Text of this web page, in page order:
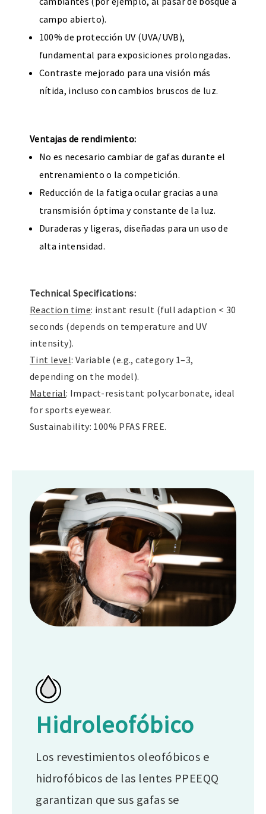
campo abierto).
100% de protección UV (UVA/UVB),
fundamental para exposiciones prolongadas.
Contraste mejorado para una visión más
nítida, incluso con cambios bruscos de luz.
Ventajas de rendimiento:
No es necesario cambiar de gafas durante el
entrenamiento o la competición.
Reducción de la fatiga ocular gracias a una
transmisión óptima y constante de la luz.
Duraderas y ligeras, diseñadas para un uso de
alta intensidad.
Technical Specifications:
Reaction time: instant result (full adaption < 30
seconds (depends on temperature and UV
intensity).
Tint level: Variable (e.g., category 1–3,
depending on the model).
Material: Impact-resistant polycarbonate, ideal
for sports eyewear.
Sustainability: 100% PFAS FREE.
Hidroleofóbico
Los revestimientos oleofóbicos e
hidrofóbicos de las lentes PPEEQQ
garantizan que sus gafas se